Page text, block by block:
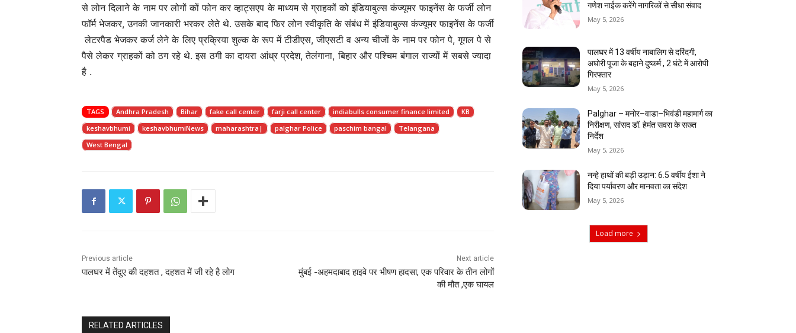
से लोन दिलाने के नाम पर लोगों कों फोन कर व्हाट्सएप के माध्यम से ग्राहकों को इंडियाबुल्स कंज्यूमर फाइनेंस के फर्जी लोन
फॉर्म भेजकर, उनकी जानकारी भरकर लेते थे. उसके बाद फिर लोन स्वीकृति के संबंध में इंडियाबुल्स कंज्यूमर फाइनेंस के फर्जी
लेटरपैड भेजकर कर्ज लेने के लिए प्रक्रिया शुल्क के रूप में टीडीएस, जीएसटी व अन्य चीजों के नाम पर फोन पे, गूगल पे से
पैसे लेकर ग्राहकों को ठग रहे थे. इस ठगी का दायरा आंध्र प्रदेश, तेलंगाना, बिहार और पश्चिम बंगाल राज्यों में सबसे ज्यादा
है .
TAGS Andhra Pradesh Bihar fake call center farji call center indiabulls consumer finance limited
KB
keshavbhumi
keshavbhumiNews maharashtra| palghar Police paschim bangal
Telangana
West Bengal
Previous article
पालघर में तेंदुए की दहशत , दहशत में जी रहे है लोग
Next article
मुंबई -अहमदाबाद हाइवे पर भीषण हादसा, एक परिवार के तीन लोगों
की मौत ,एक घायल
RELATED ARTICLES
गणेश नाईक करेंगे नागरिकों से सीधा संवाद
May 5, 2026
पालघर में 13 वर्षीय नाबालिग से दरिंदगी,
अघोरी पूजा के बहाने दुष्कर्म , 2 घंटे में आरोपी
गिरफ्तार
May 5, 2026
Palghar – मनोर–वाडा–भिवंडी महामार्ग का
निरीक्षण, सांसद डॉ. हेमंत सवरा के सख्त
निर्देश
May 5, 2026
नन्हे हाथों की बड़ी उड़ान: 6.5 वर्षीय ईशा ने
दिया पर्यावरण और मानवता का संदेश
May 5, 2026
Load more